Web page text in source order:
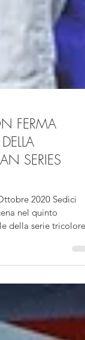
FERMA
SERIES
2020 Sedici
della serie tricolore